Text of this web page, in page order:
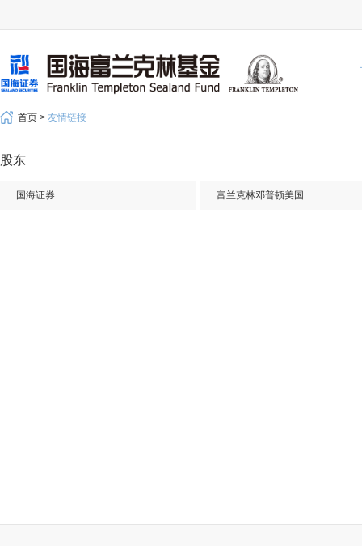
首页 > 友情链接
股东
国海证券 富兰克林邓普顿美国